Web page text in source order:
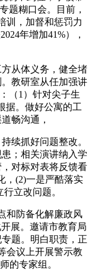
题糊口会。目前，
训，加督和惩罚力
年增加41%），
从体义务，健全堵
教研室从任加强讲
（1）针对尖子生
据。做好公寓的工
畅沟通，
抓好问题整改。
；相关演讲纳入学
对标对表将反馈看
，(2)一是严酷落实
立改问题。
防备化解廉政风
展。邀请市教育局
题。明白职责，正
会议上开展警示教
的专家组。